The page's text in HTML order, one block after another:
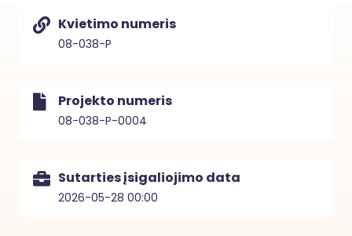
Kvietimo numeris
08-038-P
Projekto numeris
08-038-P-0004
Sutarties įsigaliojimo data
2026-05-28 00:00